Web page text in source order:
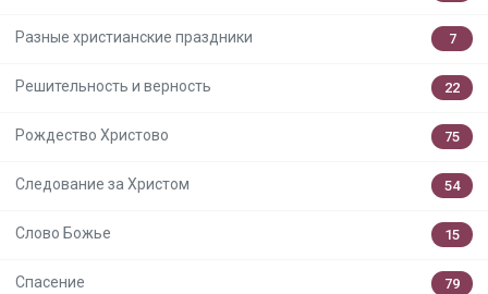
Разные христианские праздники 7
Решительность и верность 22
Рождество Христово 75
Следование за Христом 54
Слово Божье 15
Спасение 79